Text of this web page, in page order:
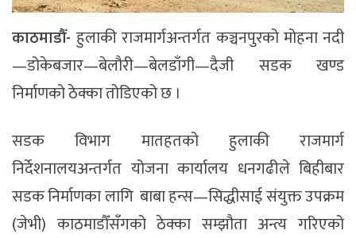
काठमाडौँ-हुलाकी राजमार्गअन्तर्गत कञ्चनपुरको मोहना नदी
—डोकेबजार—बेलौरी—बेलडाँगी—दैजी सडक खण्ड
निर्माणको ठेक्का तोडिएको छ ।
सडक विभाग मातहतको हुलाकी राजमार्ग
निर्देशनालयअन्तर्गत योजना कार्यालय धनगढीले बिहीबार
सडक निर्माणका लागि बाबा हन्स—सिद्धीसाई संयुक्त उपक्रम
(जेभी) काठमाडौँसँगको ठेक्का सम्झौता अन्त्य गरिएको